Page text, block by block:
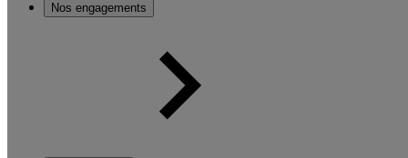
Nos engagements